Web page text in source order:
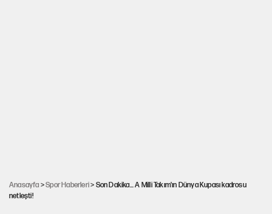
Anasayfa >Spor Haberleri> Son Dakika... A Milli Takım'ın Dünya Kupası kadrosu
netleşti!